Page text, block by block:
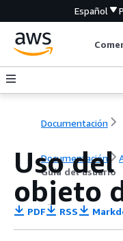
Español
Documentación
Documentación
Guía del usuario
Uso
objeto
PDF RSS